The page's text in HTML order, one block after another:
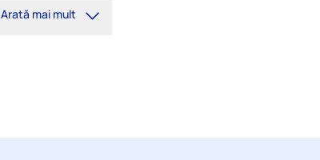
Arată mai mult